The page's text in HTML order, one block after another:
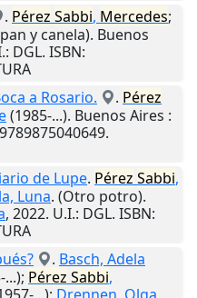
. Pérez Sabbi, Mercedes;
y canela). Buenos
: DGL. ISBN:
a Rosario.
. Pérez
(1985-...). Buenos Aires :
de Lupe. Pérez Sabbi,
Luna. (Otro potro).
, 2022. U.I.: DGL. ISBN:
. Basch, Adela
...); Pérez Sabbi,